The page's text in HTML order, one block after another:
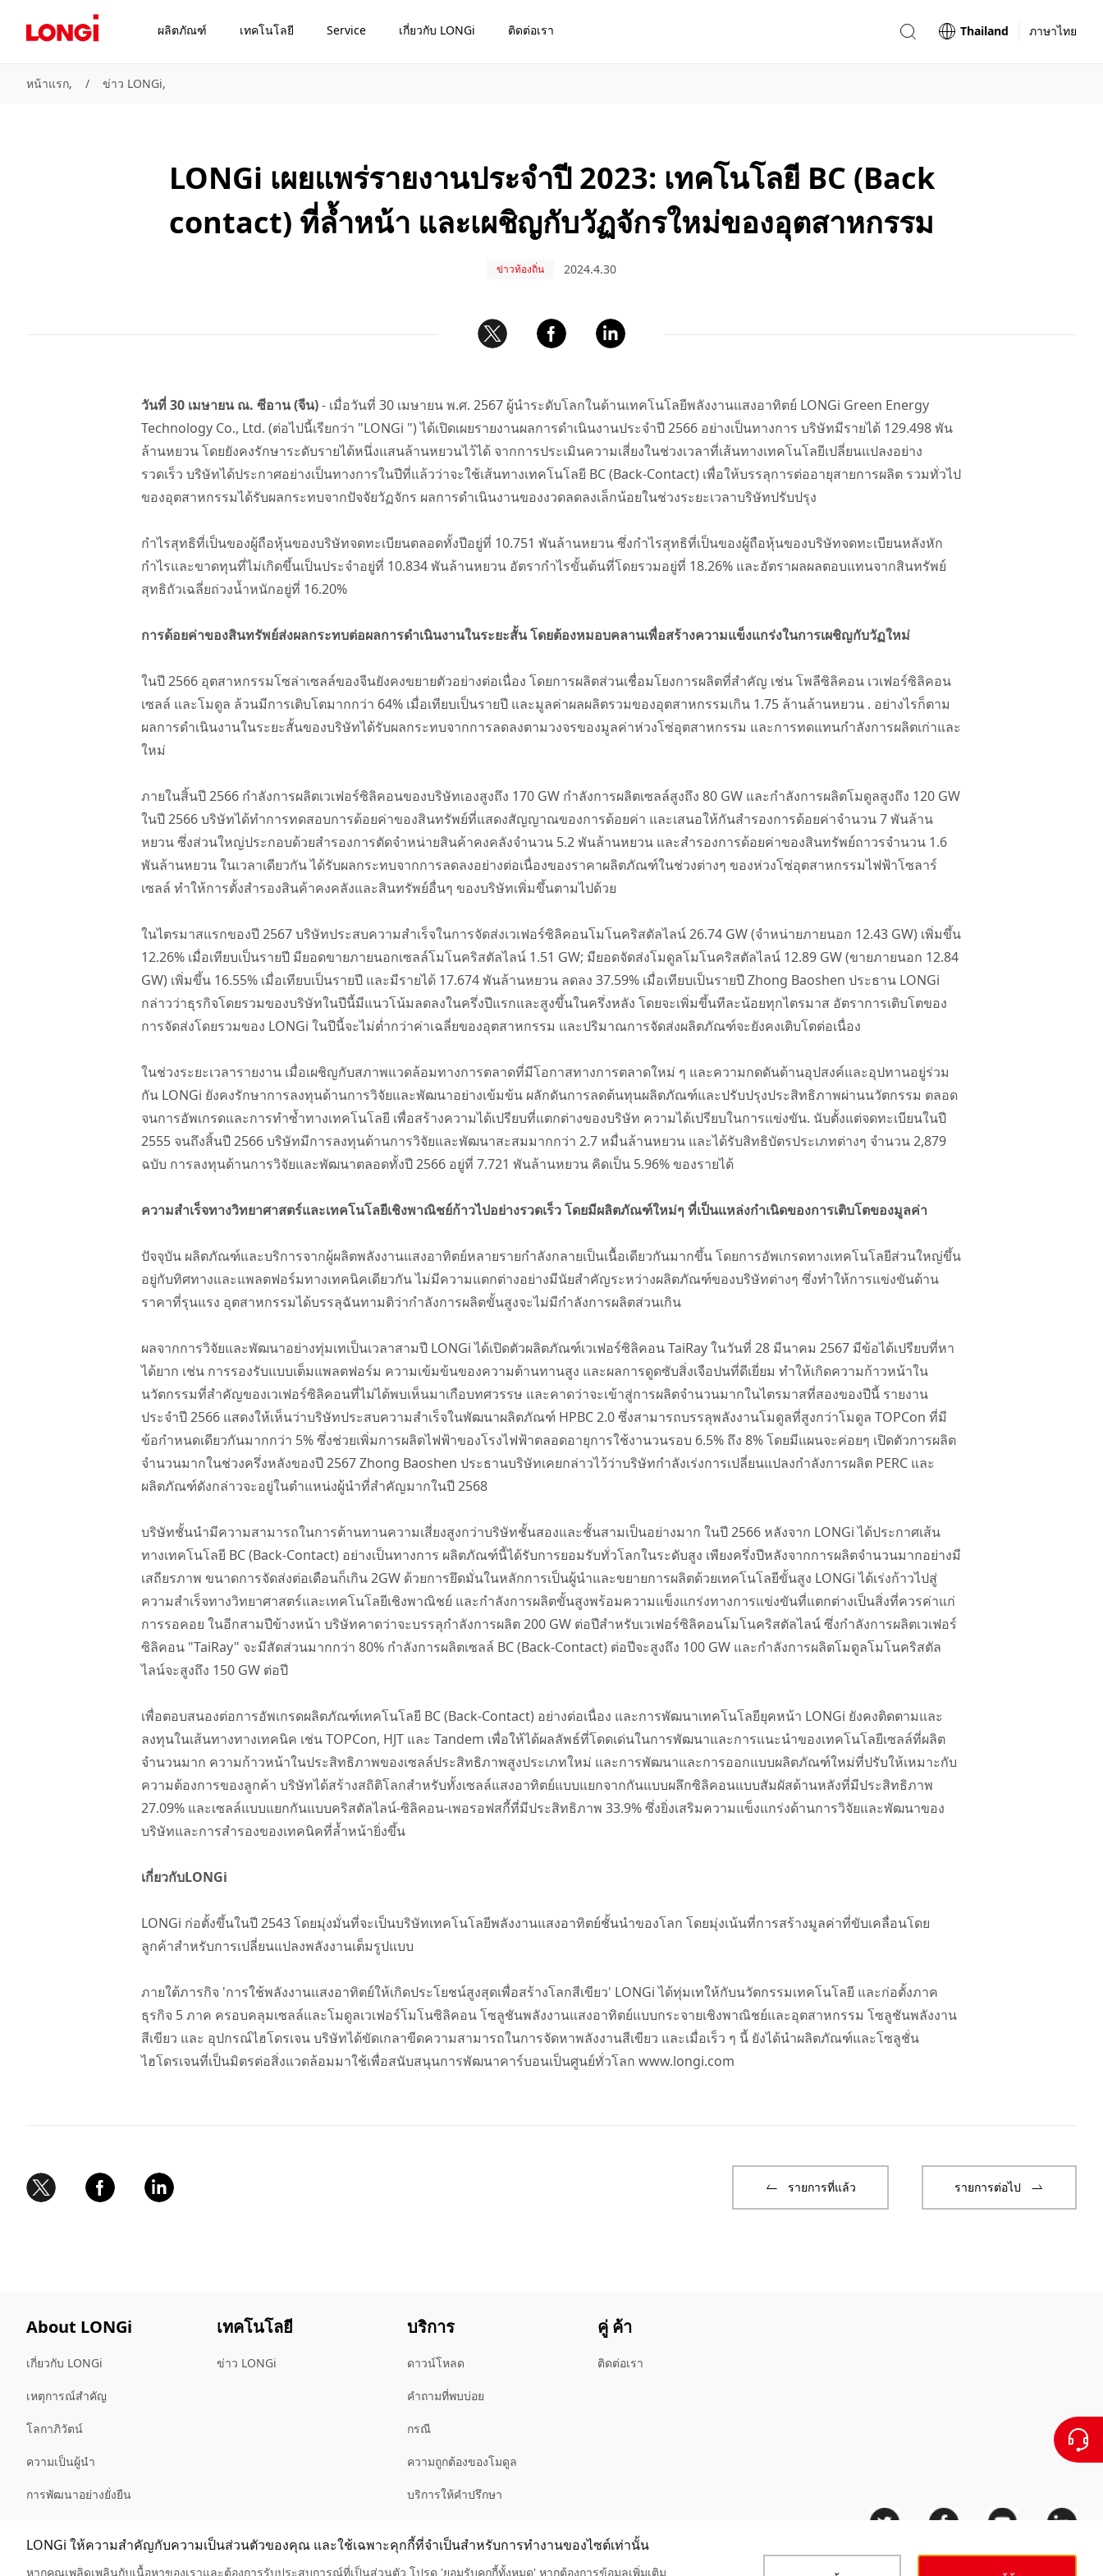
ผลิตภัณฑ์ เทคโนโลยี Service เกี่ยวกับ LONGi ติดต่อเรา Thailand ภาษาไทย
หน้าแรก, / ข่าว LONGi,
LONGi เผยแพร่รายงานประจำปี 2023: เทคโนโลยี BC (Back
contact) ที่ล้ำหน้า และเผชิญกับวัฏจักรใหม่ของอุตสาหกรรม
ข่าวท้องถิ่น 2024.4.30
วันที่ 30 เมษายน ณ. ซีอาน (จีน)- เมื่อวันที่ 30 เมษายน พ.ศ. 2567 ผู้นำระดับโลกในด้านเทคโนโลยีพลังงานแสงอาทิตย์ LONGi Green Energy
Technology Co., Ltd. (ต่อไปนี้เรียกว่า "LONGi ") ได้เปิดเผยรายงานผลการดำเนินงานประจำปี 2566 อย่างเป็นทางการ บริษัทมีรายได้ 129.498 พัน
ล้านหยวน โดยยังคงรักษาระดับรายได้หนึ่งแสนล้านหยวนไว้ได้ จากการประเมินความเสี่ยงในช่วงเวลาที่เส้นทางเทคโนโลยีเปลี่ยนแปลงอย่าง
รวดเร็ว บริษัทได้ประกาศอย่างเป็นทางการในปีที่แล้วว่าจะใช้เส้นทางเทคโนโลยี BC (Back-Contact) เพื่อให้บรรลุการต่ออายุสายการผลิต รวมทั่วไป
ของอุตสาหกรรมได้รับผลกระทบจากปัจจัยวัฏจักร ผลการดำเนินงานของงวดลดลงเล็กน้อยในช่วงระยะเวลาบริษัทปรับปรุง
กำไรสุทธิที่เป็นของผู้ถือหุ้นของบริษัทจดทะเบียนตลอดทั้งปีอยู่ที่ 10.751 พันล้านหยวน ซึ่งกำไรสุทธิที่เป็นของผู้ถือหุ้นของบริษัทจดทะเบียนหลังหัก
กำไรและขาดทุนที่ไม่เกิดขึ้นเป็นประจำอยู่ที่ 10.834 พันล้านหยวน อัตรากำไรขั้นต้นที่โดยรวมอยู่ที่ 18.26% และอัตราผลผลตอบแทนจากสินทรัพย์
สุทธิถัวเฉลี่ยถ่วงน้ำหนักอยู่ที่ 16.20%
การด้อยค่าของสินทรัพย์ส่งผลกระทบต่อผลการดำเนินงานในระยะสั้น โดยต้องหมอบคลานเพื่อสร้างความแข็งแกร่งในการเผชิญกับวัฏใหม่
ในปี 2566 อุตสาหกรรมโซล่าเซลล์ของจีนยังคงขยายตัวอย่างต่อเนื่อง โดยการผลิตส่วนเชื่อมโยงการผลิตที่สำคัญ เช่น โพลีซิลิคอน เวเฟอร์ซิลิคอน
เซลล์ และโมดูล ล้วนมีการเติบโตมากกว่า 64% เมื่อเทียบเป็นรายปี และมูลค่าผลผลิตรวมของอุตสาหกรรมเกิน 1.75 ล้านล้านหยวน . อย่างไรก็ตาม
ผลการดำเนินงานในระยะสั้นของบริษัทได้รับผลกระทบจากการลดลงตามวงจรของมูลค่าห่วงโซ่อุตสาหกรรม และการทดแทนกำลังการผลิตเก่าและ
ใหม่
ภายในสิ้นปี 2566 กำลังการผลิตเวเฟอร์ซิลิคอนของบริษัทเองสูงถึง 170 GW กำลังการผลิตเซลล์สูงถึง 80 GW และกำลังการผลิตโมดูลสูงถึง 120 GW
ในปี 2566 บริษัทได้ทำการทดสอบการด้อยค่าของสินทรัพย์ที่แสดงสัญญาณของการด้อยค่า และเสนอให้กันสำรองการด้อยค่าจำนวน 7 พันล้าน
หยวน ซึ่งส่วนใหญ่ประกอบด้วยสำรองการตัดจำหน่ายสินค้าคงคลังจำนวน 5.2 พันล้านหยวน และสำรองการด้อยค่าของสินทรัพย์ถาวรจำนวน 1.6
พันล้านหยวน ในเวลาเดียวกัน ได้รับผลกระทบจากการลดลงอย่างต่อเนื่องของราคาผลิตภัณฑ์ในช่วงต่างๆ ของห่วงโซ่อุตสาหกรรมไฟฟ้าโซลาร์
เซลล์ ทำให้การตั้งสำรองสินค้าคงคลังและสินทรัพย์อื่นๆ ของบริษัทเพิ่มขึ้นตามไปด้วย
ในไตรมาสแรกของปี 2567 บริษัทประสบความสำเร็จในการจัดส่งเวเฟอร์ซิลิคอนโมโนคริสตัลไลน์ 26.74 GW (จำหน่ายภายนอก 12.43 GW) เพิ่มขึ้น
12.26% เมื่อเทียบเป็นรายปี มียอดขายภายนอกเซลล์โมโนคริสตัลไลน์ 1.51 GW; มียอดจัดส่งโมดูลโมโนคริสตัลไลน์ 12.89 GW (ขายภายนอก 12.84
GW) เพิ่มขึ้น 16.55% เมื่อเทียบเป็นรายปี และมีรายได้ 17.674 พันล้านหยวน ลดลง 37.59% เมื่อเทียบเป็นรายปี Zhong Baoshen ประธาน LONGi
กล่าวว่าธุรกิจโดยรวมของบริษัทในปีนี้มีแนวโน้มลดลงในครึ่งปีแรกและสูงขึ้นในครึ่งหลัง โดยจะเพิ่มขึ้นทีละน้อยทุกไตรมาส อัตราการเติบโตของ
การจัดส่งโดยรวมของ LONGi ในปีนี้จะไม่ต่ำกว่าค่าเฉลี่ยของอุตสาหกรรม และปริมาณการจัดส่งผลิตภัณฑ์จะยังคงเติบโตต่อเนื่อง
ในช่วงระยะเวลารายงาน เมื่อเผชิญกับสภาพแวดล้อมทางการตลาดที่มีโอกาสทางการตลาดใหม่ ๆ และความกดดันด้านอุปสงค์และอุปทานอยู่ร่วม
กัน LONGi ยังคงรักษาการลงทุนด้านการวิจัยและพัฒนาอย่างเข้มข้น ผลักดันการลดต้นทุนผลิตภัณฑ์และปรับปรุงประสิทธิภาพผ่านนวัตกรรม ตลอด
จนการอัพเกรดและการทำซ้ำทางเทคโนโลยี เพื่อสร้างความได้เปรียบที่แตกต่างของบริษัท ความได้เปรียบในการแข่งขัน. นับตั้งแต่จดทะเบียนในปี
2555 จนถึงสิ้นปี 2566 บริษัทมีการลงทุนด้านการวิจัยและพัฒนาสะสมมากกว่า 2.7 หมื่นล้านหยวน และได้รับสิทธิบัตรประเภทต่างๆ จำนวน 2,879
ฉบับ การลงทุนด้านการวิจัยและพัฒนาตลอดทั้งปี 2566 อยู่ที่ 7.721 พันล้านหยวน คิดเป็น 5.96% ของรายได้
ความสำเร็จทางวิทยาศาสตร์และเทคโนโลยีเชิงพาณิชย์ก้าวไปอย่างรวดเร็ว โดยมีผลิตภัณฑ์ใหม่ๆ ที่เป็นแหล่งกำเนิดของการเติบโตของมูลค่า
ปัจจุบัน ผลิตภัณฑ์และบริการจากผู้ผลิตพลังงานแสงอาทิตย์หลายรายกำลังกลายเป็นเนื้อเดียวกันมากขึ้น โดยการอัพเกรดทางเทคโนโลยีส่วนใหญ่ขึ้น
อยู่กับทิศทางและแพลตฟอร์มทางเทคนิคเดียวกัน ไม่มีความแตกต่างอย่างมีนัยสำคัญระหว่างผลิตภัณฑ์ของบริษัทต่างๆ ซึ่งทำให้การแข่งขันด้าน
ราคาที่รุนแรง อุตสาหกรรมได้บรรลุฉันทามติว่ากำลังการผลิตขั้นสูงจะไม่มีกำลังการผลิตส่วนเกิน
ผลจากการวิจัยและพัฒนาอย่างทุ่มเทเป็นเวลาสามปี LONGi ได้เปิดตัวผลิตภัณฑ์เวเฟอร์ซิลิคอน TaiRay ในวันที่ 28 มีนาคม 2567 มีข้อได้เปรียบที่หา
ได้ยาก เช่น การรองรับแบบเต็มแพลตฟอร์ม ความเข้มข้นของความต้านทานสูง และผลการดูดซับสิ่งเจือปนที่ดีเยี่ยม ทำให้เกิดความก้าวหน้าใน
นวัตกรรมที่สำคัญของเวเฟอร์ซิลิคอนที่ไม่ได้พบเห็นมาเกือบทศวรรษ และคาดว่าจะเข้าสู่การผลิตจำนวนมากในไตรมาสที่สองของปีนี้ รายงาน
ประจำปี 2566 แสดงให้เห็นว่าบริษัทประสบความสำเร็จในพัฒนาผลิตภัณฑ์ HPBC 2.0 ซึ่งสามารถบรรลุพลังงานโมดูลที่สูงกว่าโมดูล TOPCon ที่มี
ข้อกำหนดเดียวกันมากกว่า 5% ซึ่งช่วยเพิ่มการผลิตไฟฟ้าของโรงไฟฟ้าตลอดอายุการใช้งานวนรอบ 6.5% ถึง 8% โดยมีแผนจะค่อยๆ เปิดตัวการผลิต
จำนวนมากในช่วงครึ่งหลังของปี 2567 Zhong Baoshen ประธานบริษัทเคยกล่าวไว้ว่าบริษัทกำลังเร่งการเปลี่ยนแปลงกำลังการผลิต PERC และ
ผลิตภัณฑ์ดังกล่าวจะอยู่ในตำแหน่งผู้นำที่สำคัญมากในปี 2568
บริษัทชั้นนำมีความสามารถในการต้านทานความเสี่ยงสูงกว่าบริษัทชั้นสองและชั้นสามเป็นอย่างมาก ในปี 2566 หลังจาก LONGi ได้ประกาศเส้น
ทางเทคโนโลยี BC (Back-Contact) อย่างเป็นทางการ ผลิตภัณฑ์นี้ได้รับการยอมรับทั่วโลกในระดับสูง เพียงครึ่งปีหลังจากการผลิตจำนวนมากอย่างมี
เสถียรภาพ ขนาดการจัดส่งต่อเดือนก็เกิน 2GW ด้วยการยึดมั่นในหลักการเป็นผู้นำและขยายการผลิตด้วยเทคโนโลยีขั้นสูง LONGi ได้เร่งก้าวไปสู่
ความสำเร็จทางวิทยาศาสตร์และเทคโนโลยีเชิงพาณิชย์ และกำลังการผลิตขั้นสูงพร้อมความแข็งแกร่งทางการแข่งขันที่แตกต่างเป็นสิ่งที่ควรค่าแก่
การรอคอย ในอีกสามปีข้างหน้า บริษัทคาดว่าจะบรรลุกำลังการผลิต 200 GW ต่อปีสำหรับเวเฟอร์ซิลิคอนโมโนคริสตัลไลน์ ซึ่งกำลังการผลิตเวเฟอร์
ซิลิคอน "TaiRay" จะมีสัดส่วนมากกว่า 80% กำลังการผลิตเซลล์ BC (Back-Contact) ต่อปีจะสูงถึง 100 GW และกำลังการผลิตโมดูลโมโนคริสตัล
ไลน์จะสูงถึง 150 GW ต่อปี
เพื่อตอบสนองต่อการอัพเกรดผลิตภัณฑ์เทคโนโลยี BC (Back-Contact) อย่างต่อเนื่อง และการพัฒนาเทคโนโลยียุคหน้า LONGi ยังคงติดตามและ
ลงทุนในเส้นทางทางเทคนิค เช่น TOPCon, HJT และ Tandem เพื่อให้ได้ผลลัพธ์ที่โดดเด่นในการพัฒนาและการแนะนำของเทคโนโลยีเซลล์ที่ผลิต
จำนวนมาก ความก้าวหน้าในประสิทธิภาพของเซลล์ประสิทธิภาพสูงประเภทใหม่ และการพัฒนาและการออกแบบผลิตภัณฑ์ใหม่ที่ปรับให้เหมาะกับ
ความต้องการของลูกค้า บริษัทได้สร้างสถิติโลกสำหรับทั้งเซลล์แสงอาทิตย์แบบแยกจากกันแบบผลึกซิลิคอนแบบสัมผัสด้านหลังที่มีประสิทธิภาพ
27.09% และเซลล์แบบแยกกันแบบคริสตัลไลน์-ซิลิคอน-เพอรอฟสกี้ที่มีประสิทธิภาพ 33.9% ซึ่งยิ่งเสริมความแข็งแกร่งด้านการวิจัยและพัฒนาของ
บริษัทและการสำรองของเทคนิคที่ล้ำหน้ายิ่งขึ้น
เกี่ยวกับLONGi
LONGi ก่อตั้งขึ้นในปี 2543 โดยมุ่งมั่นที่จะเป็นบริษัทเทคโนโลยีพลังงานแสงอาทิตย์ชั้นนำของโลก โดยมุ่งเน้นที่การสร้างมูลค่าที่ขับเคลื่อนโดย
ลูกค้าสำหรับการเปลี่ยนแปลงพลังงานเต็มรูปแบบ
ภายใต้ภารกิจ 'การใช้พลังงานแสงอาทิตย์ให้เกิดประโยชน์สูงสุดเพื่อสร้างโลกสีเขียว' LONGi ได้ทุ่มเทให้กับนวัตกรรมเทคโนโลยี และก่อตั้งภาค
ธุรกิจ 5 ภาค ครอบคลุมเซลล์และโมดูลเวเฟอร์โมโนซิลิคอน โซลูชันพลังงานแสงอาทิตย์แบบกระจายเชิงพาณิชย์และอุตสาหกรรม โซลูชันพลังงาน
สีเขียว และ อุปกรณ์ไฮโดรเจน บริษัทได้ขัดเกลาขีดความสามารถในการจัดหาพลังงานสีเขียว และเมื่อเร็ว ๆ นี้ ยังได้นำผลิตภัณฑ์และโซลูชั่น
ไฮโดรเจนที่เป็นมิตรต่อสิ่งแวดล้อมมาใช้เพื่อสนับสนุนการพัฒนาคาร์บอนเป็นศูนย์ทั่วโลก www.longi.com
รายการที่แล้ว รายการต่อไป
About LONGi
เกี่ยวกับ LONGi
เหตุการณ์สำคัญ
โลกาภิวัตน์
ความเป็นผู้นำ
การพัฒนาอย่างยั่งยืน
เทคโนโลยี
ข่าว LONGi
บริการ
ดาวน์โหลด
คําถามที่พบบ่อย
กรณี
ความถูกต้องของโมดูล
บริการให้คําปรึกษา
คู่ ค้า
ติดต่อเรา
LONGi ให้ความสำคัญกับความเป็นส่วนตัวของคุณ และใช้เฉพาะคุกกี้ที่จำเป็นสำหรับการทำงานของไซต์เท่านั้น
หากคุณเพลิดเพลินกับเนื้อหาของเราและต้องการรับประสบการณ์ที่เป็นส่วนตัว โปรด 'ยอมรับคุกกี้ทั้งหมด' หากต้องการข้อมูลเพิ่มเติม